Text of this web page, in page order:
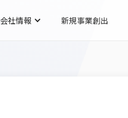
会社情報 新規事業創出